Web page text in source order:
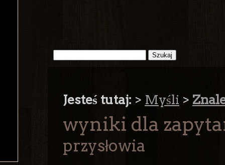
Jesteś tutaj: > Myśli >
wyniki dla
przysłowia